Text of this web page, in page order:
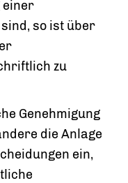
einer
so ist über
zu
Genehmigung
die Anlage
ein,